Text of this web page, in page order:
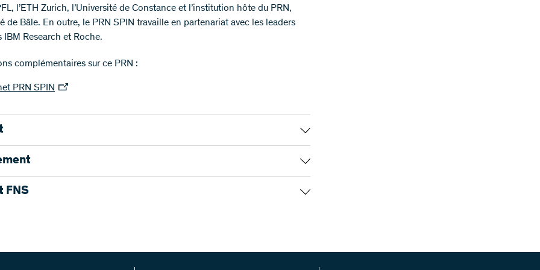
l’ETH Zurich, l’Université de Constance et l’institution hôte du PRN,
de Bâle. En outre, le PRN SPIN travaille en partenariat avec les leaders
IBM Research et Roche.
complémentaires sur ce PRN :
PRN SPIN
PRN
SPIN
2020 – 2027 (Francs suisses)
FNS